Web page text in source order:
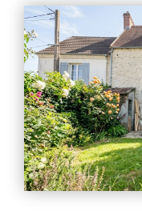
WC Une cave vient compléter ce bien. Stationnement au